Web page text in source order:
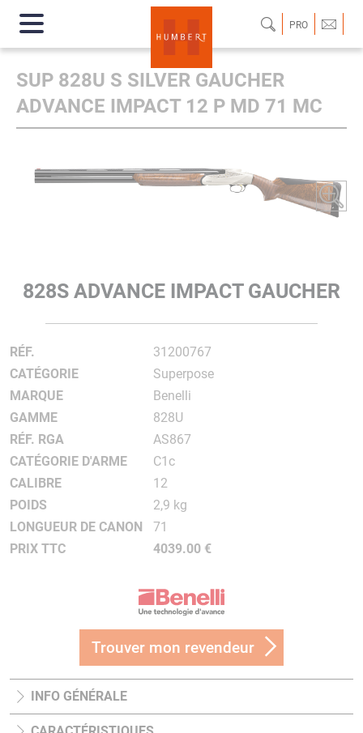
PRO
SUP 828U S SILVER GAUCHER
ADVANCE IMPACT 12 P MD 71 MC
828S ADVANCE IMPACT GAUCHER
RÉF.
31200767
CATÉGORIE
Superpose
MARQUE
Benelli
GAMME
828U
RÉF. RGA
AS867
CATÉGORIE D'ARME
C1c
CALIBRE
12
POIDS
2,9 kg
LONGUEUR DE CANON
71
PRIX TTC
4039.00 €
Trouver mon revendeur
INFO GÉNÉRALE